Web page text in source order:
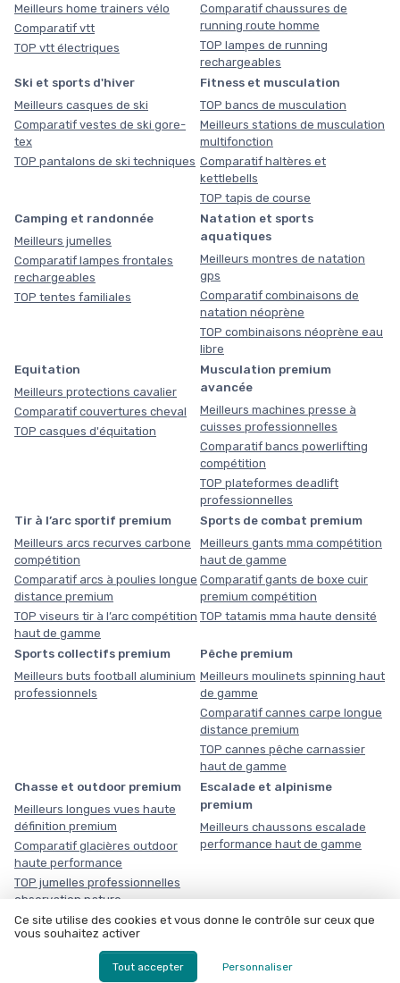
Meilleurs home trainers vélo
Comparatif vtt
TOP vtt électriques
Comparatif chaussures de
running route homme
TOP lampes de running
rechargeables
Ski et sports d'hiver
Meilleurs casques de ski
Comparatif vestes de ski gore-
tex
TOP pantalons de ski techniques
Fitness et musculation
TOP bancs de musculation
Meilleurs stations de musculation
multifonction
Comparatif haltères et
kettlebells
TOP tapis de course
Camping et randonnée
Meilleurs jumelles
Comparatif lampes frontales
rechargeables
TOP tentes familiales
Natation et sports
aquatiques
Meilleurs montres de natation
gps
Comparatif combinaisons de
natation néoprène
TOP combinaisons néoprène eau
libre
Equitation
Meilleurs protections cavalier
Comparatif couvertures cheval
TOP casques d'équitation
Musculation premium
avancée
Meilleurs machines presse à
cuisses professionnelles
Comparatif bancs powerlifting
compétition
TOP plateformes deadlift
professionnelles
Tir à l’arc sportif premium
Meilleurs arcs recurves carbone
compétition
Comparatif arcs à poulies longue
distance premium
TOP viseurs tir à l’arc compétition
haut de gamme
Sports de combat premium
Meilleurs gants mma compétition
haut de gamme
Comparatif gants de boxe cuir
premium compétition
TOP tatamis mma haute densité
Sports collectifs premium
Meilleurs buts football aluminium
professionnels
Pêche premium
Meilleurs moulinets spinning haut
de gamme
Comparatif cannes carpe longue
distance premium
TOP cannes pêche carnassier
haut de gamme
Chasse et outdoor premium
Meilleurs longues vues haute
définition premium
Comparatif glacières outdoor
haute performance
TOP jumelles professionnelles
observation nature
Escalade et alpinisme
premium
Meilleurs chaussons escalade
performance haut de gamme
Triathlon premium
Comparatif combinaisons triathlon néoprène compétition
Ce site utilise des cookies et vous donne le contrôle sur ceux que
vous souhaitez activer
Tout accepter Personnaliser